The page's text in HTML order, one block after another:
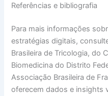
Referências e bibliografia
Para mais informações
estratégias digitais,
Brasileira de Tricologia, do
Biomedicina do Distrito
Associação Brasileira de
oferecem dados e insights